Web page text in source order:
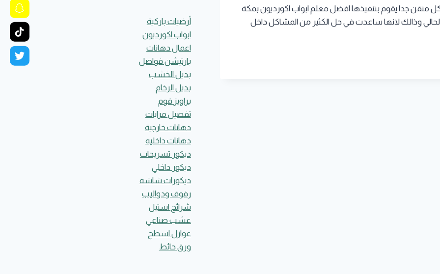
متقن جدا يقوم بتنفيذها افضل معلم ابواب اكورديون بمكة
وذالك لانها ساعدت في حل الكثير من المشاكل داخل
أرضيات باركية
ابواب اكورديون
اعمال دهانات
بارتيشن فواصل
بديل الخشب
بديل الرخام
براويز فوم
تفصيل مرايات
دهانات خارجية
دهانات داخليه
ديكور تسريحات
ديكور داخلي
ديكورات شاشه
رفوف ودواليب
شرائح استيل
عشب صناعي
عوازل اسطح
ورق حائط